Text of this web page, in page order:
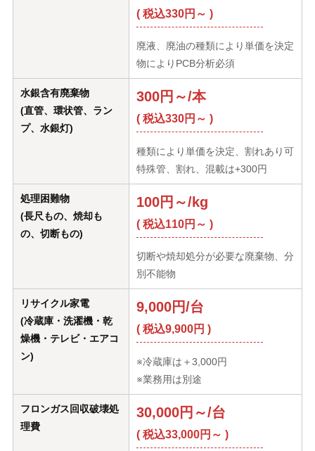
( 税込330円～ )
廃液、廃油の種類により単価を決定
物によりPCB分析必須
水銀含有廃棄物
(直管、環状管、ラン
プ、水銀灯)
300円～/本
( 税込330円～ )
種類により単価を決定、割れあり可
特殊管、割れ、混載は+300円
処理困難物
(長尺もの、焼却も
の、切断もの)
100円～/kg
( 税込110円～ )
切断や焼却処分が必要な廃棄物、分
別不能物
リサイクル家電
(冷蔵庫・洗濯機・乾
燥機・テレビ・エアコ
ン)
9,000円/台
( 税込9,900円 )
※冷蔵庫は＋3,000円
※業務用は別途
フロンガス回収破壊処
理費
30,000円～/台
( 税込33,000円～ )